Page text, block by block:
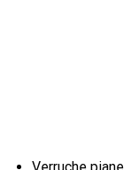
Verruche piane.